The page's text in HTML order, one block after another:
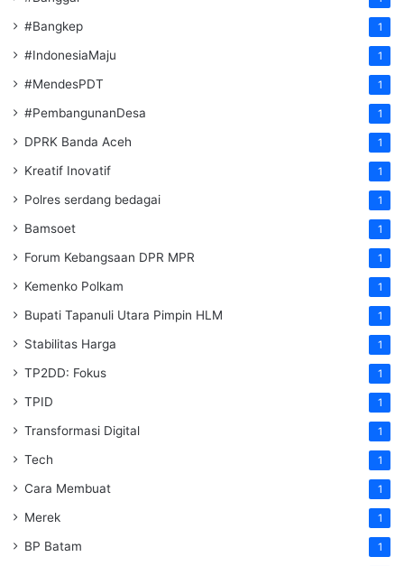
#Bangkep 1
#IndonesiaMaju 1
#MendesPDT 1
#PembangunanDesa 1
DPRK Banda Aceh 1
Kreatif Inovatif 1
Polres serdang bedagai 1
Bamsoet 1
Forum Kebangsaan DPR MPR 1
Kemenko Polkam 1
‎Bupati Tapanuli Utara Pimpin HLM 1
Stabilitas Harga 1
TP2DD: Fokus 1
TPID 1
Transformasi Digital 1
Tech 1
Cara Membuat 1
Merek 1
BP Batam 1